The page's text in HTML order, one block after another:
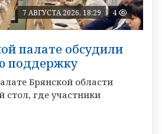
7 АВГУСТА 2026, 18:29 4
палате обсудили
поддержку
Брянской области
стол, где участники